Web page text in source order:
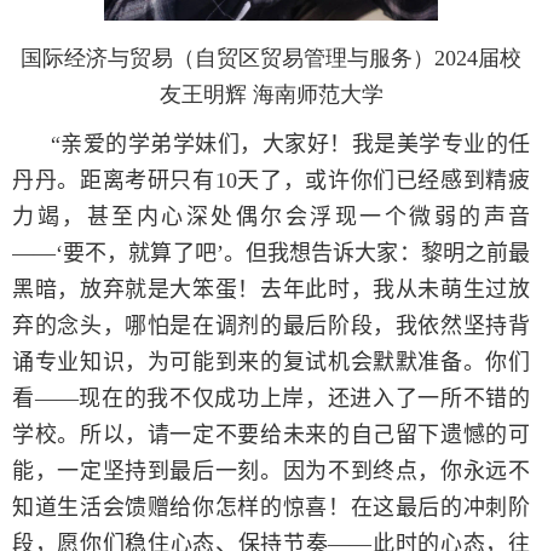
国际经济与贸易（自贸区贸易管理与服务）2024届校
友王明辉 海南师范大学
“亲爱的学弟学妹们，大家好！我是美学专业的任
丹丹。距离考研只有10天了，或许你们已经感到精疲
力竭，甚至内心深处偶尔会浮现一个微弱的声音
——‘要不，就算了吧’。但我想告诉大家：黎明之前最
黑暗，放弃就是大笨蛋！去年此时，我从未萌生过放
弃的念头，哪怕是在调剂的最后阶段，我依然坚持背
诵专业知识，为可能到来的复试机会默默准备。你们
看——现在的我不仅成功上岸，还进入了一所不错的
学校。所以，请一定不要给未来的自己留下遗憾的可
能，一定坚持到最后一刻。因为不到终点，你永远不
知道生活会馈赠给你怎样的惊喜！在这最后的冲刺阶
段，愿你们稳住心态、保持节奏——此时的心态，往